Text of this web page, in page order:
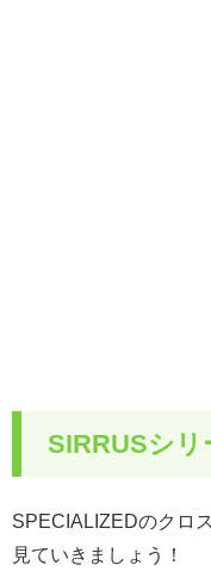
SIRRUSシリ
SPECIALIZEDのクロ
見ていきましょう！